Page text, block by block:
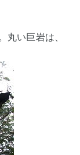
丸い巨岩は、